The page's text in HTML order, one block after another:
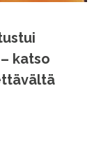
katso